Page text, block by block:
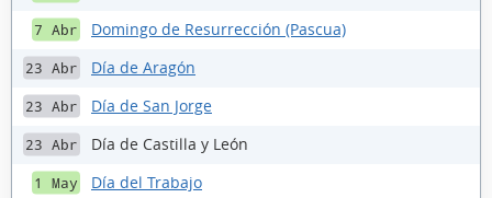
7 Abr Domingo de Resurrección (Pascua)
23 Abr Día de Aragón
23 Abr Día de San Jorge
23 Abr Día de Castilla y León
1 May Día del Trabajo